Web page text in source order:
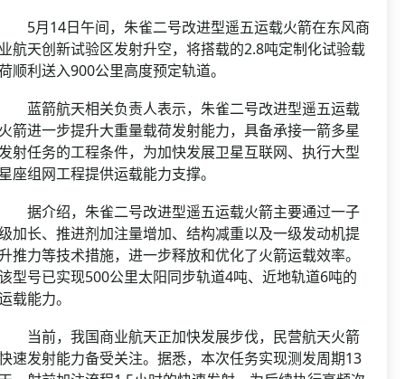
月14日午间，朱雀二号改进型遥五运载火箭在东风商
航天创新试验区发射升空，将搭载的2.8吨定制化试验载
顺利送入900公里高度预定轨道。
箭航天相关负责人表示，朱雀二号改进型遥五运载
箭进一步提升大重量载荷发射能力，具备承接一箭多星
射任务的工程条件，为加快发展卫星互联网、执行大型
座组网工程提供运载能力支撑。
介绍，朱雀二号改进型遥五运载火箭主要通过一子
加长、推进剂加注量增加、结构减重以及一级发动机提
推力等技术措施，进一步释放和优化了火箭运载效率。
型号已实现500公里太阳同步轨道4吨、近地轨道6吨的
载能力。
前，我国商业航天正加快发展步伐，民营航天火箭
速发射能力备受关注。据悉，本次任务实现测发周期13